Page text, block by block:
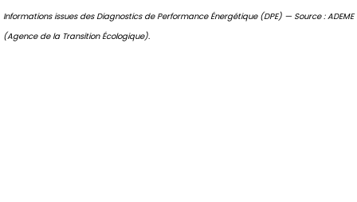
Informations issues des Diagnostics de Performance Énergétique (DPE) — Source : ADEME
(Agence de la Transition Écologique).